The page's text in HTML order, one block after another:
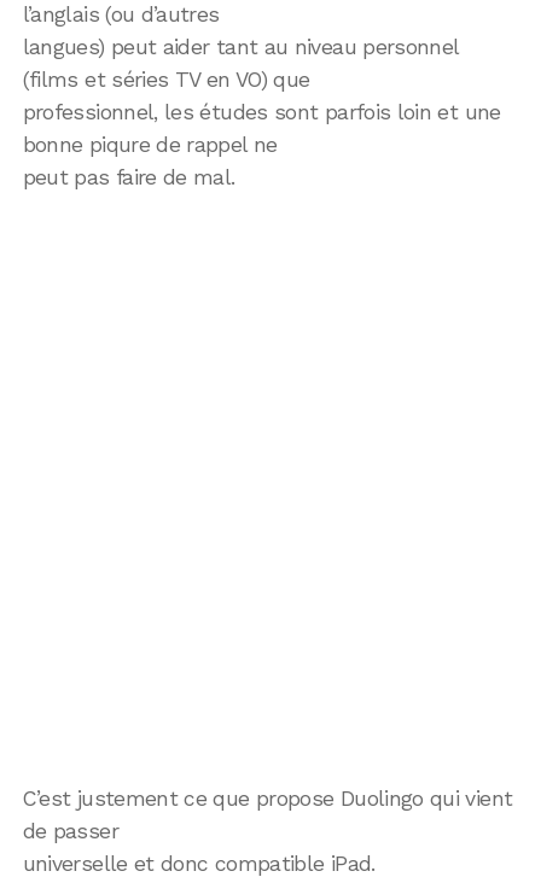
l’anglais (ou d’autres
langues) peut aider tant au niveau personnel
(films et séries TV en VO) que
professionnel, les études sont parfois loin et une
bonne piqure de rappel ne
peut pas faire de mal.
C’est justement ce que propose Duolingo qui vient
de passer
universelle et donc compatible iPad.